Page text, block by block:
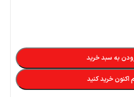
به سبد خرید
اکنون خرید کنید